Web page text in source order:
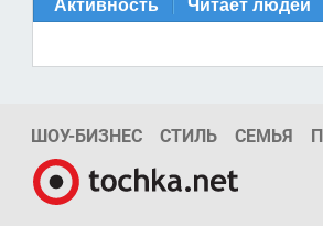
Активность Читает людей
ШОУ-БИЗНЕС СТИЛЬ СЕМЬЯ